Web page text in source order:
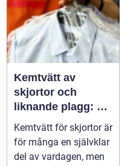
Kemtvätt av
skjortor och
liknande plagg: Så
fungerar
professionell
klädvård i
Kemtvätt för skjortor är
för många en självklar
del av vardagen, men